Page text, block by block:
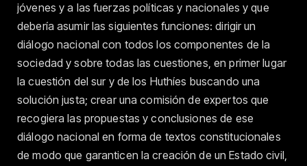
jóvenes y a las fuerzas políticas y nacionales y que
debería asumir las siguientes funciones: dirigir un
diálogo nacional con todos los componentes de la
sociedad y sobre todas las cuestiones, en primer lugar
la cuestión del sur y de los Huthíes buscando una
solución justa; crear una comisión de expertos que
recogiera las propuestas y conclusiones de ese
diálogo nacional en forma de textos constitucionales
de modo que garanticen la creación de un Estado civil,